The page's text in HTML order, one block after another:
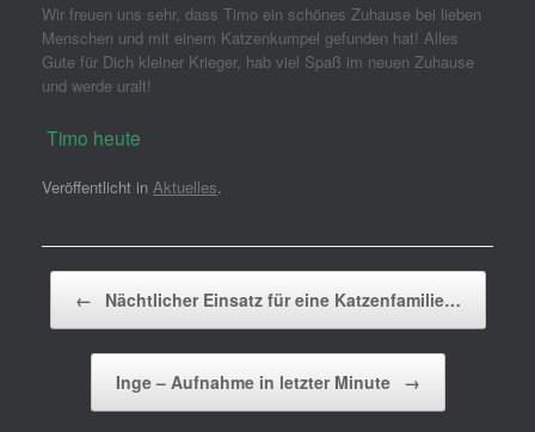
Wir freuen uns sehr, dass Timo ein schönes Zuhause bei lieben
Menschen und mit einem Katzenkumpel gefunden hat! Alles
Gute für Dich kleiner Krieger, hab viel Spaß im neuen Zuhause
und werde uralt!
Timo heute
Veröffentlicht in Aktuelles.
← Nächtlicher Einsatz für eine Katzenfamilie…
Inge – Aufnahme in letzter Minute →